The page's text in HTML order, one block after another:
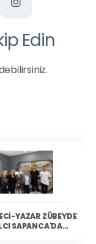
Edin
YAZAR ZÜBEYDE
SAPANCA'DA